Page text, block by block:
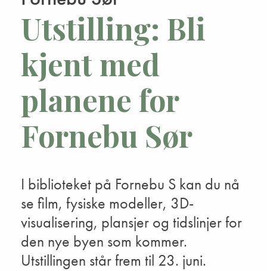
Utstilling: Bli
kjent med
planene for
Fornebu Sør
I biblioteket på Fornebu S kan du nå
se film, fysiske modeller, 3D-
visualisering, plansjer og tidslinjer for
den nye byen som kommer.
Utstillingen står frem til 23. juni.